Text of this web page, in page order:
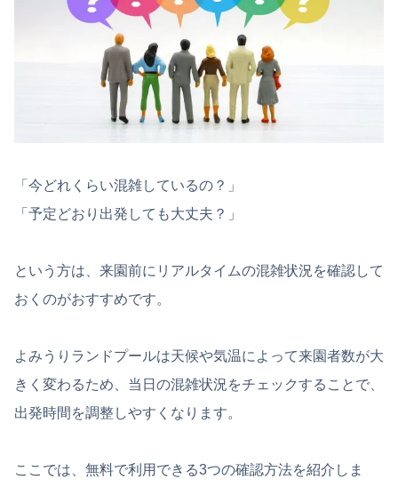
「今どれくらい混雑しているの？」
「予定どおり出発しても大丈夫？」
という方は、来園前にリアルタイムの混雑状況を確認して
おくのがおすすめです。
よみうりランドプールは天候や気温によって来園者数が大
きく変わるため、当日の混雑状況をチェックすることで、
出発時間を調整しやすくなります。
ここでは、無料で利用できる3つの確認方法を紹介しま